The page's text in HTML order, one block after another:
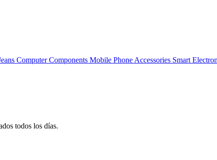
Computer Components Mobile Phone Accessories Smart
todos los días.